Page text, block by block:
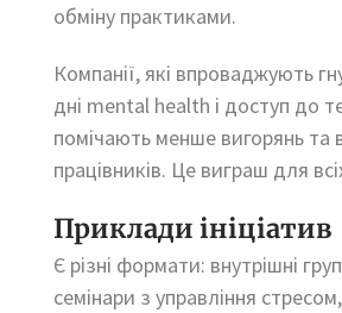
обміну практиками.
Компанії, які впроваджують
дні mental health і доступ до
помічають менше вигорянь та
працівників. Це виграш для
Приклади ініціатив
Є різні формати: внутрішні
семінари з управління стресом,